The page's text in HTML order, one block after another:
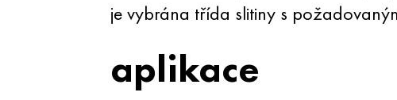
je vybrána třída slitiny s
aplikace